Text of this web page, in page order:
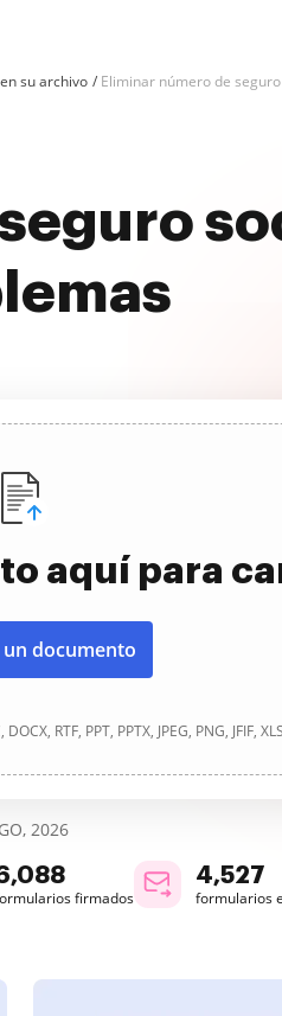
su archivo Eliminar número de
aquí para
un documento
RTF, PPT, PPTX, JPEG, PNG, JFIF,
2026
firmados
4,527
formularios